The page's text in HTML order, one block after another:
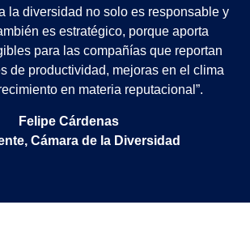
la diversidad no solo es responsable y
es estratégico, porque aporta
para las compañías que reportan
de productividad, mejoras en el clima
en materia reputacional”.
Felipe Cárdenas
Cámara de la Diversidad